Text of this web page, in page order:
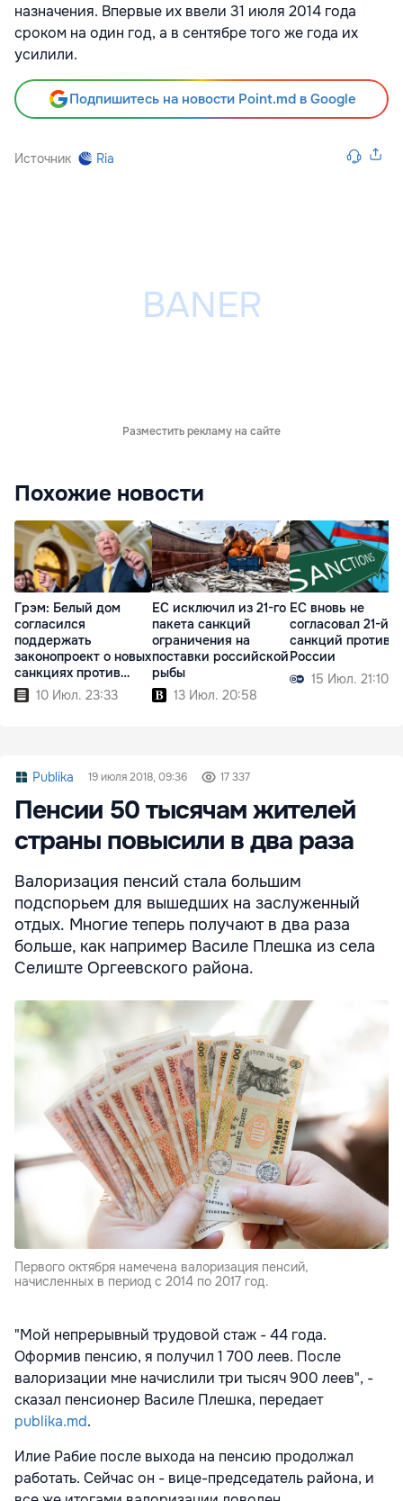
назначения. Впервые их ввели 31 июля 2014 года
сроком на один год, а в сентябре того же года их
усилили.
Подпишитесь на новости Point.md в Google
Источник Ria
Разместить рекламу на сайте
Похожие новости
Грэм: Белый дом
согласился
поддержать
законопроект о новых
санкциях против
России10 Июл. 23:33
ЕС исключил из 21-го
пакета санкций
ограничения на
поставки российской
рыбы
13 Июл. 20:58
ЕС вновь не
согласовал 21-й
санкций против
России
15 Июл. 21:10
Publika 19 июля 2018, 09:36 17 337
Пенсии 50 тысячам жителей
страны повысили в два раза
Валоризация пенсий стала большим
подспорьем для вышедших на заслуженный
отдых. Многие теперь получают в два раза
больше, как например Василе Плешка из села
Селиште Оргеевского района.
Первого октября намечена валоризация пенсий,
начисленных в период с 2014 по 2017 год.
"Мой непрерывный трудовой стаж - 44 года.
Оформив пенсию, я получил 1 700 леев. После
валоризации мне начислили три тысяч 900 леев", -
сказал пенсионер Василе Плешка, передает
publika.md.
Илие Рабие после выхода на пенсию продолжал
работать. Сейчас он - вице-председатель района, и